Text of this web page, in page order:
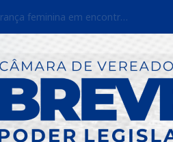
Vereadoras de Breves fortalecem liderança feminina em encontro estadual